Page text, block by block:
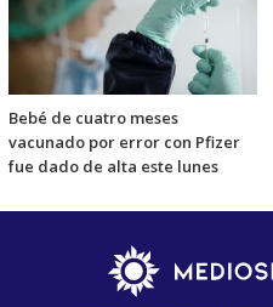
Bebé de cuatro meses
vacunado por error con Pfizer
fue dado de alta este lunes